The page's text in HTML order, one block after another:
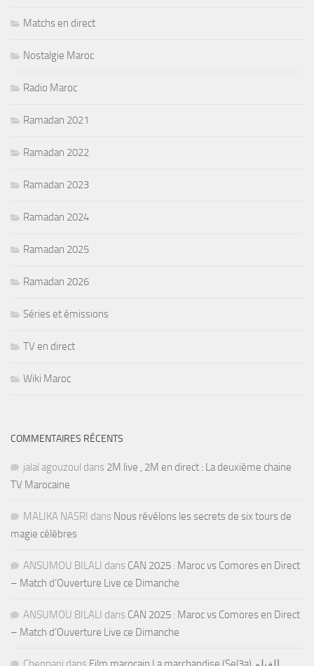
Matchs en direct
Nostalgie Maroc
Radio Maroc
Ramadan 2021
Ramadan 2022
Ramadan 2023
Ramadan 2024
Ramadan 2025
Ramadan 2026
Séries et émissions
TV en direct
Wiki Maroc
COMMENTAIRES RÉCENTS
jalal agouzoul dans 2M live , 2M en direct : La deuxième chaine
TV Marocaine
MALIKA NASRI dans Nous révélons les secrets de six tours de
magie célèbres
ANSUMOU BILALI dans CAN 2025 : Maroc vs Comores en Direct
– Match d’Ouverture Live ce Dimanche
ANSUMOU BILALI dans CAN 2025 : Maroc vs Comores en Direct
– Match d’Ouverture Live ce Dimanche